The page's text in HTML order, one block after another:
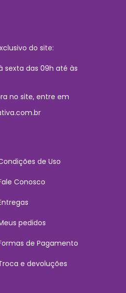
do site:
sexta das 09h até às
no site, entre em
de Uso
Conosco
pedidos
de Pagamento
e devoluções